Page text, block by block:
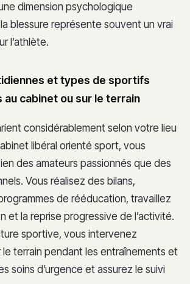
dimension psychologique
blessure représente souvent un vrai
l’athlète.
et types de sportifs
au cabinet ou sur le terrain
considérablement selon votre lieu
libéral orienté sport, vous
des amateurs passionnés que des
Vous réalisez des bilans,
de rééducation, travaillez
et la reprise progressive de l’activité.
sportive, vous intervenez
terrain pendant les entraînements et
soins d’urgence et assurez le suivi